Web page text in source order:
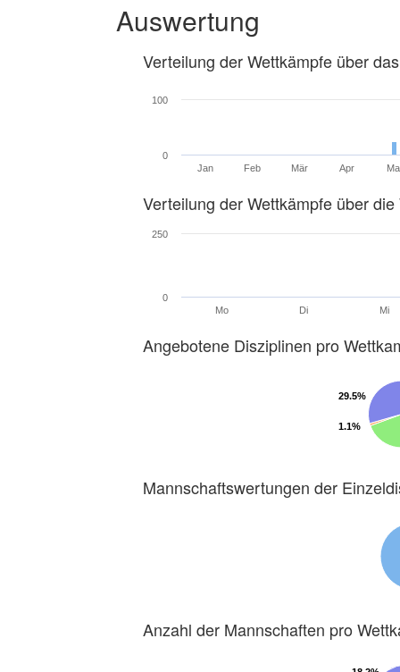
Auswertung
Verteilung der Wettkämpfe über
Jan Feb Mär Apr
0
100
Verteilung der Wettkämpfe über die
Mo Di Mi
0
250
Angebotene Disziplinen pro
1.1%
1.1%
29.5%
29.5%
Mannschaftswertungen der
Anzahl der Mannschaften pro